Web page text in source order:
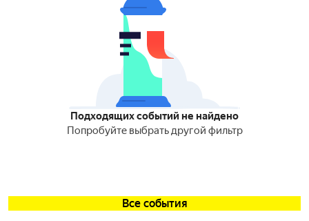
Подходящих событий не найдено
Попробуйте выбрать другой фильтр
Все события